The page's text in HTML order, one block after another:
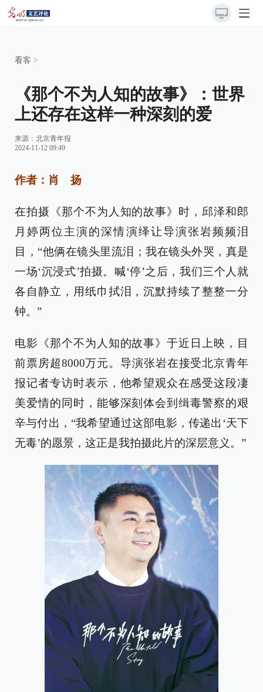
看客 >
《那个不为人知的故事》：世界
上还存在这样一种深刻的爱
来源： 北京青年报
2024-11-12 09:49
作者：肖 扬
在拍摄《那个不为人知的故事》时，邱泽和郎
月婷两位主演的深情演绎让导演张岩频频泪
目，“他俩在镜头里流泪；我在镜头外哭，真是
一场‘沉浸式’拍摄。喊‘停’之后，我们三个人就
各自静立，用纸巾拭泪，沉默持续了整整一分
钟。”
电影《那个不为人知的故事》于近日上映，目
前票房超8000万元。导演张岩在接受北京青年
报记者专访时表示，他希望观众在感受这段凄
美爱情的同时，能够深刻体会到缉毒警察的艰
辛与付出，“我希望通过这部电影，传递出‘天下
无毒’的愿景，这正是我拍摄此片的深层意义。”